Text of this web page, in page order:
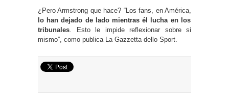
¿Pero Armstrong que hace? “Los fans, en América,
lo han dejado de lado mientras él lucha en los
tribunales . Esto le impide reflexionar sobre si
mismo”, como publica La Gazzetta dello Sport.